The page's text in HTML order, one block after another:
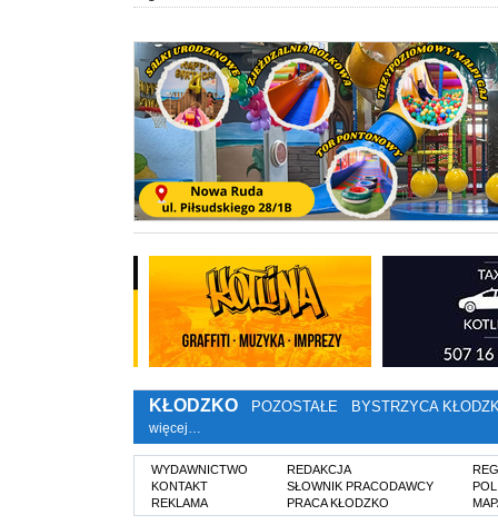
KŁODZKO POZOSTAŁE BYSTRZYCA
więcej…
WYDAWNICTWO
KONTAKT
REKLAMA
REDAKCJA
SŁOWNIK PRACODAWCY
PRACA KŁODZKO